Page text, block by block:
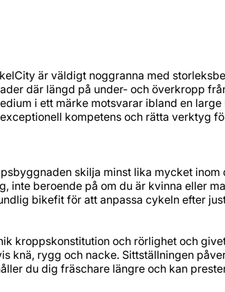
är väldigt noggranna med
där längd på under- och överkropp
i ett märke motsvarar ibland en
kompetens och rätta verktyg
skilja minst lika mycket inom
inte beroende på om du är kvinna eller
bikefit för att anpassa cykeln efter
kroppskonstitution och rörlighet och
knä, rygg och nacke. Sittställningen
du dig fräschare längre och kan